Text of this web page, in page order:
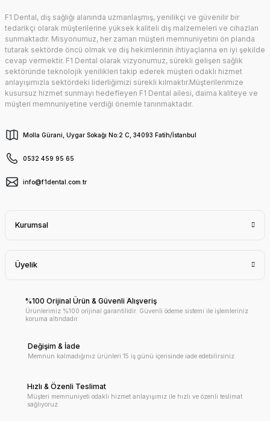
F1 Dental, diş sağlığı alanında uzmanlaşmış, yenilikçi ve güvenilir bir
tedarikçi olarak müşterilerine yüksek kaliteli diş malzemeleri ve cihazları
sunmaktadır. Misyonumuz, her zaman müşteri memnuniyetini ön planda
tutarak sektörde öncü olmak ve diş hekimlerinin ihtiyaçlarına en iyi şekilde
cevap vermektir. F1 Dental olarak vizyonumuz, sürekli gelişen sağlık
sektöründe teknolojik yenilikleri takip ederek müşteri odaklı hizmet
anlayışımızla sektördeki liderliğimizi sürekli kılmaktır.Müşterilerimize
kusursuz hizmet sunmayı hedefleyen F1 Dental ailesi, daima kaliteye ve
müşteri memnuniyetine verdiği önemle tanınmaktadır.
Molla Gürani, Uygar Sokağı No:2 C, 34093 Fatih/İstanbul
0532 459 95 65
info@f1dental.com.tr
Kurumsal
Üyelik
%100 Orijinal Ürün & Güvenli Alışveriş
Ürünlerimiz %100 orijinal garantilidir. Güvenli ödeme sistemi ile işlemleriniz
koruma altındadır.
Değişim & İade
Memnun kalmadığınız ürünleri 15 iş günü içerisinde iade edebilirsiniz.
Hızlı & Özenli Teslimat
Müşteri memnuniyeti odaklı hizmet anlayışımız ile hızlı ve özenli teslimat
sağlıyoruz.